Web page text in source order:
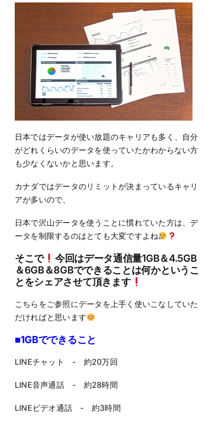
日本ではデータが使い放題のキャリアも多く、自分
がどれくらいのデータを使っていたかわからない方
も少なくないかと思います。
カナダではデータのリミットが決まっているキャリ
アが多いので、
日本で沢山データを使うことに慣れていた方は、デ
ータを制限するのはとても大変ですよね
そこで
今回はデータ通信量1GB＆4.5GB
＆6GB＆8GBでできることは何かというこ
とをシェアさせて頂きます
こちらをご参照にデータを上手く使いこなしていた
だければと思います
■1GBでできること
LINEチャット - 約20万回
LINE音声通話 - 約28時間
LINEビデオ通話 - 約3時間